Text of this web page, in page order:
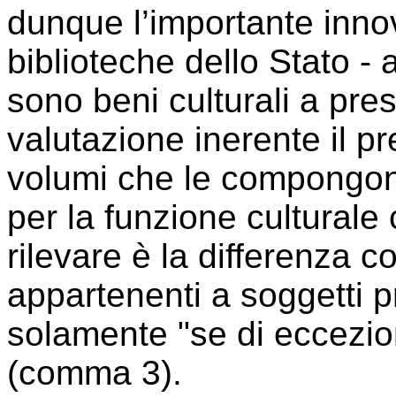
dunque l’importante
biblioteche dello Stato -
sono beni culturali a
valutazione inerente il
volumi che le
per la funzione culturale
rilevare è la differenza
appartenenti a soggetti
solamente "se di
(comma 3).